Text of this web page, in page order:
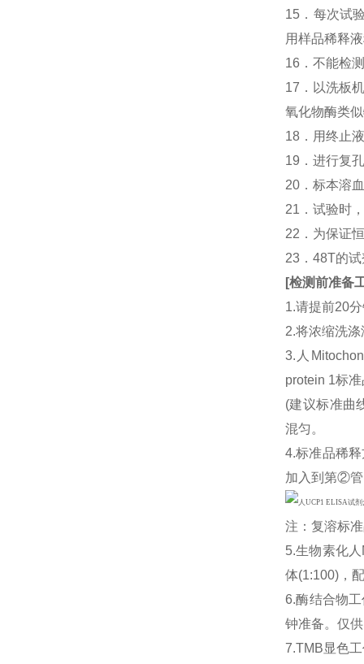
15．每次试
用样品稀释
16．不能检
17．以洗板
氧化物酶类
18．用终止
19．进行复
20．标本溶
21．试验时
22．为保证
23．48T的
[检测前准备
1.请提前20
2.将浓缩洗
3.人
protein 1标
(建议标准曲
混匀。
4.标准品稀
加入到第②
注：复溶标
5.生物素化
体(1:100)，
6.酶结合物
钟准备。仅
7.TMB显色